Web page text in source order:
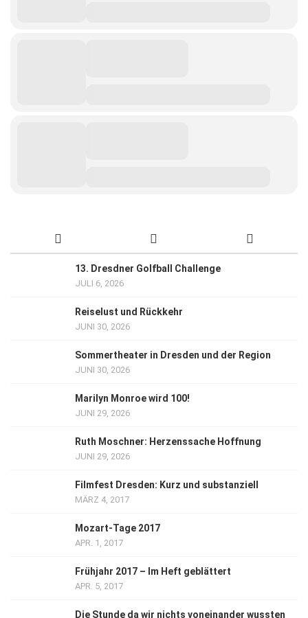
13. Dresdner Golfball Challenge
JULI 6, 2026
Reiselust und Rückkehr
JUNI 30, 2026
Sommertheater in Dresden und der Region
JUNI 30, 2026
Marilyn Monroe wird 100!
JUNI 29, 2026
Ruth Moschner: Herzenssache Hoffnung
JUNI 29, 2026
Filmfest Dresden: Kurz und substanziell
MÄRZ 4, 2017
Mozart-Tage 2017
APR. 1, 2017
Frühjahr 2017 – Im Heft geblättert
APR. 5, 2017
Die Stunde da wir nichts voneinander wussten